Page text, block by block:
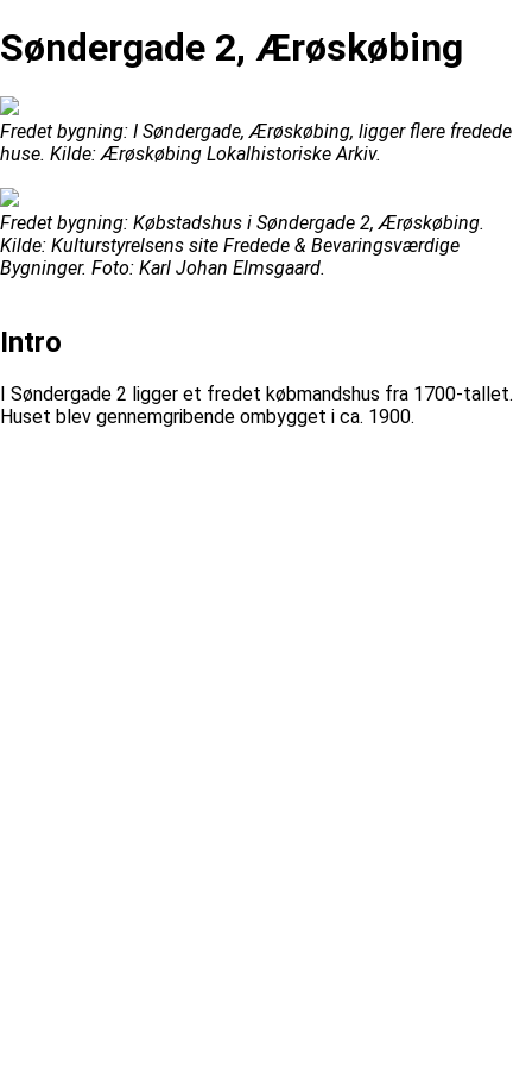
Søndergade 2, Ærøskøbing
Fredet bygning: I Søndergade, Ærøskøbing, ligger flere fredede
huse. Kilde: Ærøskøbing Lokalhistoriske Arkiv.
Fredet bygning: Købstadshus i Søndergade 2, Ærøskøbing.
Kilde: Kulturstyrelsens site Fredede & Bevaringsværdige
Bygninger. Foto: Karl Johan Elmsgaard.
Intro
I Søndergade 2 ligger et fredet købmandshus fra 1700-tallet.
Huset blev gennemgribende ombygget i ca. 1900.